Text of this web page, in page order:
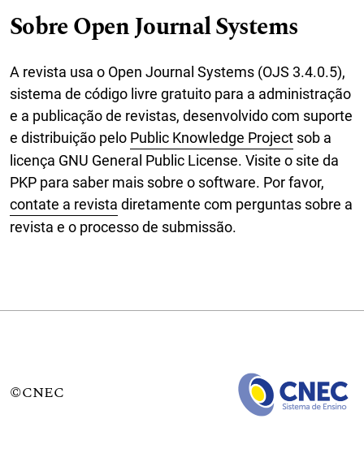
Sobre Open Journal Systems
A revista usa o Open Journal Systems (OJS 3.4.0.5),
sistema de código livre gratuito para a administração
e a publicação de revistas, desenvolvido com suporte
e distribuição pelo Public Knowledge Project sob a
licença GNU General Public License. Visite o site da
PKP para saber mais sobre o software. Por favor,
contate a revista diretamente com perguntas sobre a
revista e o processo de submissão.
©CNEC